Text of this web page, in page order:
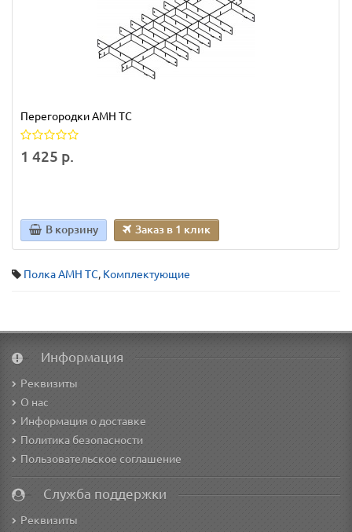
Перегородки AMH TC
1 425 р.
В корзину Заказ в 1 клик
Полка AMH TC, Комплектующие
Информация
Реквизиты
О нас
Информация о доставке
Политика безопасности
Пользовательское соглашение
Служба поддержки
Реквизиты